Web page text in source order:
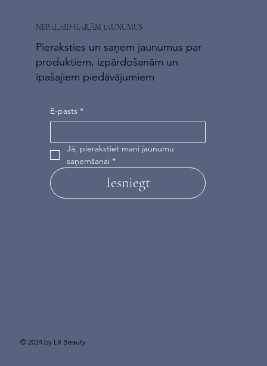
NEPALAID GARĀM JAUNUMUS
Pieraksties un saņem jaunumus par
produktiem, izpārdošanām un
īpašajiem piedāvājumiem
E-pasts *
Jā, pierakstiet mani jaunumu
saņemšanai *
Iesniegt
© 2024 by LR Beauty